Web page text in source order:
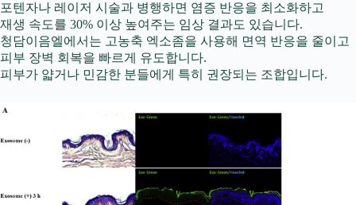
포텐자나 레이저 시술과 병행하면 염증 반응을 최소화하고
재생 속도를 30% 이상 높여주는 임상 결과도 있습니다.
청담이음엘에서는 고농축 엑소좀을 사용해 면역 반응을 줄이고
피부 장벽 회복을 빠르게 유도합니다.
피부가 얇거나 민감한 분들에게 특히 권장되는 조합입니다.